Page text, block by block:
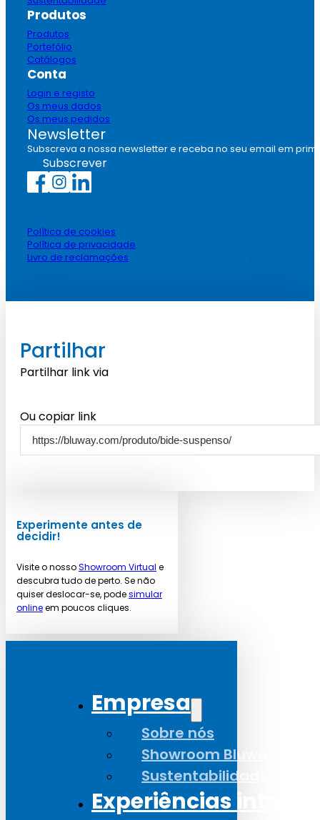
Produtos
Produtos
Portefólio
Catálogos
Conta
Login e registo
Os meus dados
Os meus pedidos
Newsletter
Subscreva a nossa newsletter e receba no seu email em
Subscrever
Política de cookies
Política de privacidade
Livro de reclamações
Partilhar
Partilhar link via
Ou copiar link
Experimente antes de
decidir!
Visite o nossoShowroom Virtual e
descubra tudo de perto. Se não
quiser deslocar-se, podesimular
onlineem poucos cliques.
Empresa
Sobre nós
Showroom Bluway
Sustentabilidade
Experiências